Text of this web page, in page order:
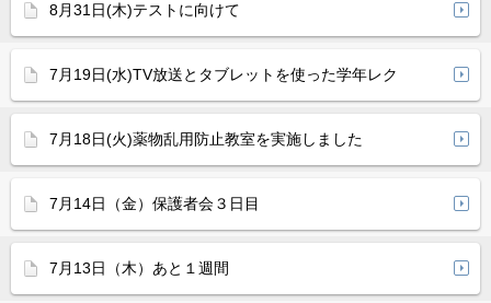
8月31日(木)テストに向けて
7月19日(水)TV放送とタブレットを使った学年レク
7月18日(火)薬物乱用防止教室を実施しました
7月14日（金）保護者会３日目
7月13日（木）あと１週間